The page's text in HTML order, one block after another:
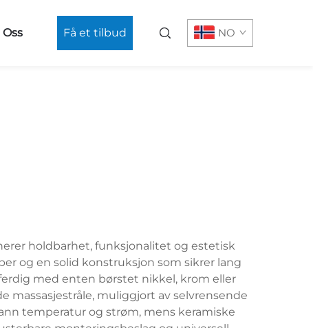
Få et tilbud NO
holdbarhet, funksjonalitet og estetisk
og en solid konstruksjon som sikrer lang
med enten børstet nikkel, krom eller
massasjestråle, muliggjort av selvrensende
temperatur og strøm, mens keramiske